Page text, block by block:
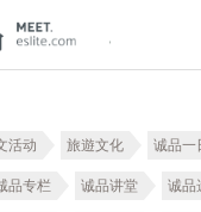
活动 旅遊文化 诚品一
品专栏 诚品讲堂 诚品